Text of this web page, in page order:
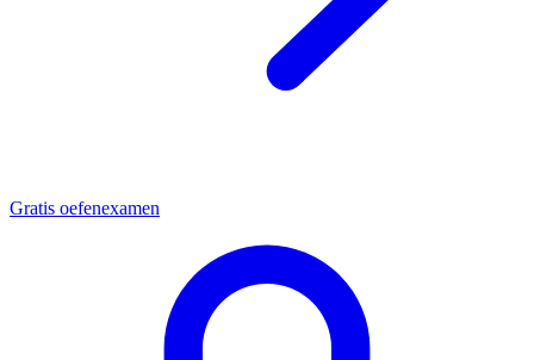
Gratis oefenexamen